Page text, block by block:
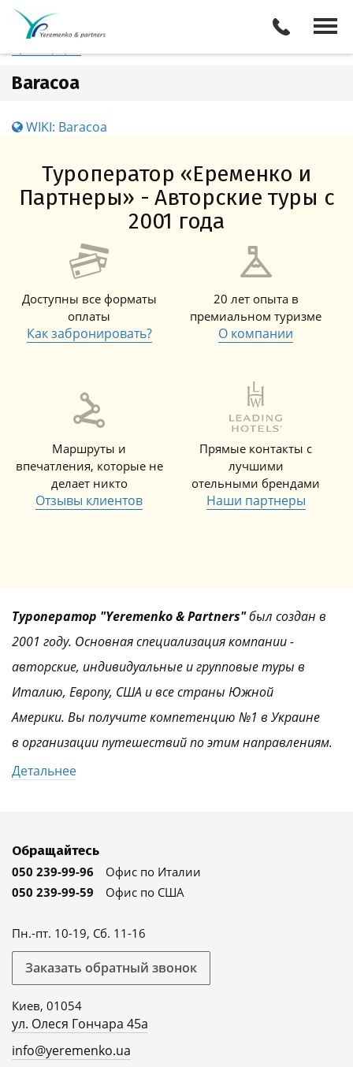
Куба
Экскурсии
Baracoa
WIKI: Baracoa
Туроператор «Еременко и
Партнеры» - Авторские туры с
2001 года
Доступны все форматы
оплаты
Как забронировать?
20 лет опыта в
премиальном туризме
О компании
Маршруты и
впечатления, которые не
делает никто
Отзывы клиентов
Прямые контакты с
лучшими
отельными брендами
Наши партнеры
Туроператор "Yeremenko & Partners"был создан в
2001 году. Основная специализация компании -
авторские, индивидуальные и групповые туры в
Италию, Европу, США и все страны Южной
Америки. Вы получите компетенцию №1 в Украине
в организации путешествий по этим направлениям.
Детальнее
Обращайтесь
050 239-99-96
Офис по Италии
050 239-99-59
Офис по США
Пн.-пт. 10-19, Сб. 11-16
Заказать обратный звонок
Киев, 01054
ул. Олеся Гончара 45а
info@yeremenko.ua